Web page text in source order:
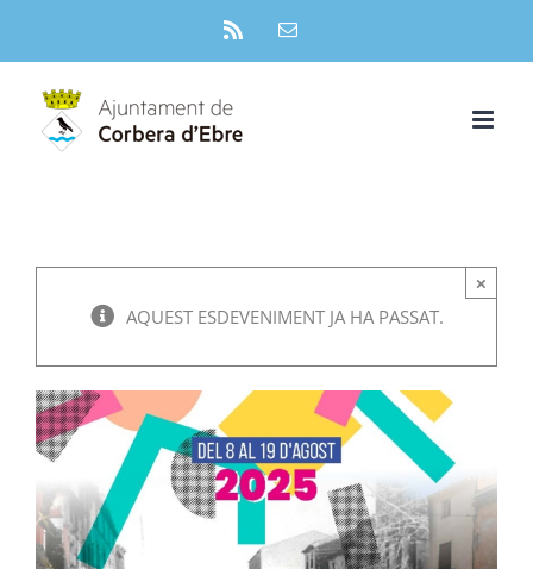
to
content
Email:
AQUEST ESDEVENIMENT JA HA PASSAT.
×